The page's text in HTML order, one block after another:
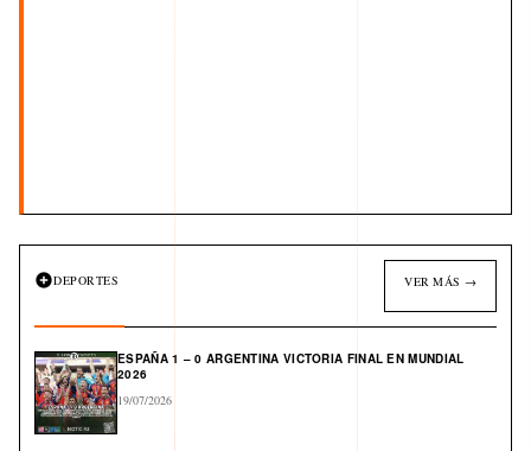
DEPORTES VER MÁS →
ESPAÑA 1 – 0 ARGENTINA VICTORIA FINAL EN MUNDIAL
2026
19/07/2026